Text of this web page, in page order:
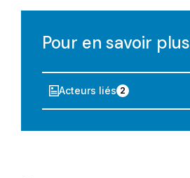
Pour en savoir plus
Acteurs liés 2